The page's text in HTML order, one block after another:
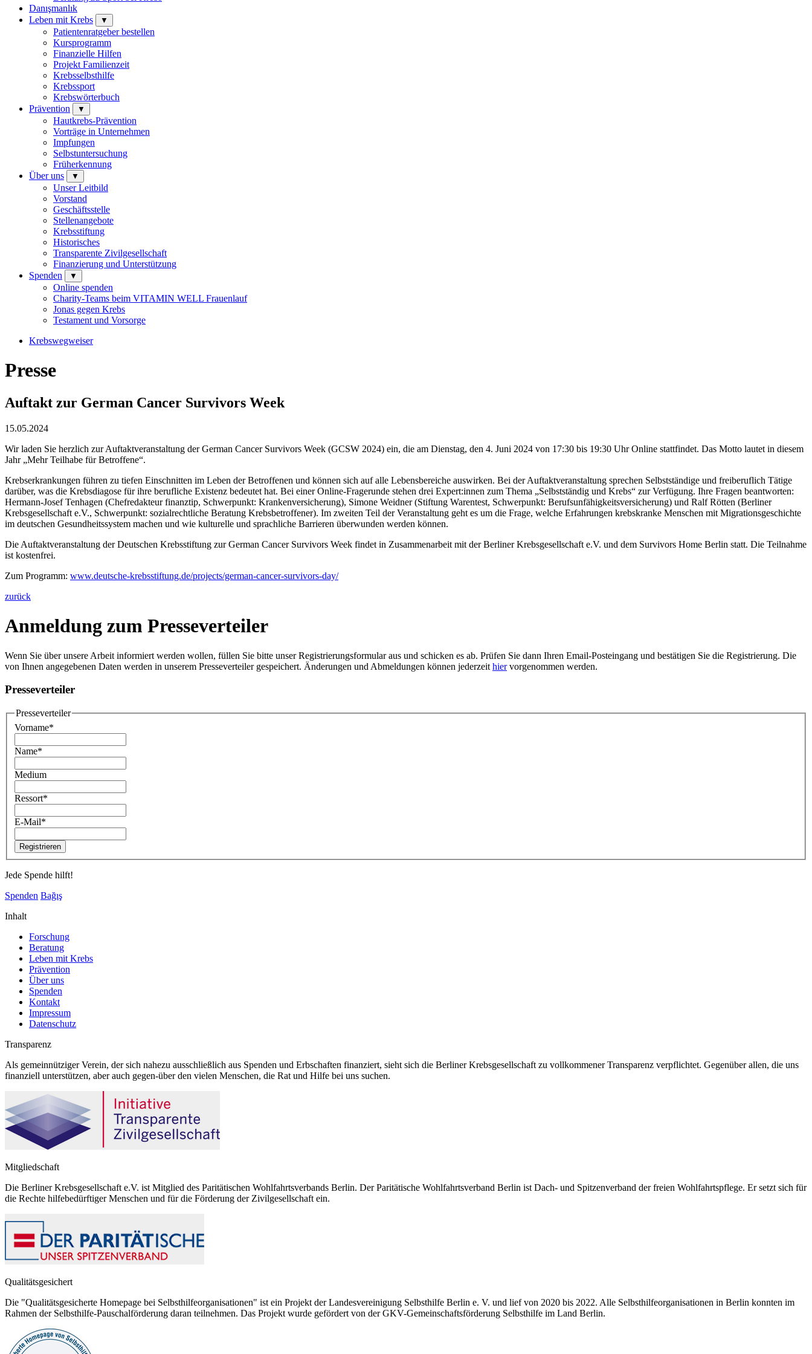
Danışmanlık
Leben mit Krebs
▼
Patientenratgeber bestellen
Kursprogramm
Finanzielle Hilfen
Projekt Familienzeit
Krebsselbsthilfe
Krebssport
Krebswörterbuch
Prävention
▼
Hautkrebs-Prävention
Vorträge in Unternehmen
Impfungen
Selbstuntersuchung
Früherkennung
Über uns
▼
Unser Leitbild
Vorstand
Geschäftsstelle
Stellenangebote
Krebsstiftung
Historisches
Transparente Zivilgesellschaft
Finanzierung und Unterstützung
Spenden
▼
Online spenden
Charity-Teams beim VITAMIN WELL Frauenlauf
Jonas gegen Krebs
Testament und Vorsorge
Krebswegweiser
Presse
Auftakt zur German Cancer Survivors Week
15.05.2024
Wir laden Sie herzlich zur Auftaktveranstaltung der German Cancer Survivors Week (GCSW 2024) ein, die am Dienstag, den 4. Juni 2024 von 17:30 bis 19:30 Uhr Online stattfindet. Das Motto lautet in diesem
Jahr „Mehr Teilhabe für Betroffene“.
Krebserkrankungen führen zu tiefen Einschnitten im Leben der Betroffenen und können sich auf alle Lebensbereiche auswirken. Bei der Auftaktveranstaltung sprechen Selbstständige und freiberuflich Tätige
darüber, was die Krebsdiagose für ihre berufliche Existenz bedeutet hat. Bei einer Online-Fragerunde stehen drei Expert:innen zum Thema „Selbstständig und Krebs“ zur Verfügung. Ihre Fragen beantworten:
Hermann-Josef Tenhagen (Chefredakteur finanztip, Schwerpunkt: Krankenversicherung), Simone Weidner (Stiftung Warentest, Schwerpunkt: Berufsunfähigkeitsversicherung) und Ralf Rötten (Berliner
Krebsgesellschaft e.V., Schwerpunkt: sozialrechtliche Beratung Krebsbetroffener). Im zweiten Teil der Veranstaltung geht es um die Frage, welche Erfahrungen krebskranke Menschen mit Migrationsgeschichte
im deutschen Gesundheitssystem machen und wie kulturelle und sprachliche Barrieren überwunden werden können.
Die Auftaktveranstaltung der Deutschen Krebsstiftung zur German Cancer Survivors Week findet in Zusammenarbeit mit der Berliner Krebsgesellschaft e.V. und dem Survivors Home Berlin statt. Die Teilnahme
ist kostenfrei.
Zum Programm: www.deutsche-krebsstiftung.de/projects/german-cancer-survivors-day/
zurück
Anmeldung zum Presseverteiler
Wenn Sie über unsere Arbeit informiert werden wollen, füllen Sie bitte unser Registrierungsformular aus und schicken es ab. Prüfen Sie dann Ihren Email-Posteingang und bestätigen Sie die Registrierung. Die
von Ihnen angegebenen Daten werden in unserem Presseverteiler gespeichert. Änderungen und Abmeldungen können jederzeit hiervorgenommen werden.
Presseverteiler
Presseverteiler
Vorname*
Name*
Medium
Ressort*
E-Mail*
Jede Spende hilft!
Spenden Bağış
Inhalt
Forschung
Beratung
Leben mit Krebs
Prävention
Über uns
Spenden
Kontakt
Impressum
Datenschutz
Transparenz
Als gemeinnütziger Verein, der sich nahezu ausschließlich aus Spenden und Erbschaften finanziert, sieht sich die Berliner Krebsgesellschaft zu vollkommener Transparenz verpflichtet. Gegenüber allen, die uns
finanziell unterstützen, aber auch gegen-über den vielen Menschen, die Rat und Hilfe bei uns suchen.
Mitgliedschaft
Die Berliner Krebsgesellschaft e.V. ist Mitglied des Paritätischen Wohlfahrtsverbands Berlin. Der Paritätische Wohlfahrtsverband Berlin ist Dach- und Spitzenverband der freien Wohlfahrtspflege. Er setzt sich für
die Rechte hilfebedürftiger Menschen und für die Förderung der Zivilgesellschaft ein.
Qualitätsgesichert
Die "Qualitätsgesicherte Homepage bei Selbsthilfeorganisationen" ist ein Projekt der Landesvereinigung Selbsthilfe Berlin e. V. und lief von 2020 bis 2022. Alle Selbsthilfeorganisationen in Berlin konnten im
Rahmen der Selbsthilfe-Pauschalförderung daran teilnehmen. Das Projekt wurde gefördert von der GKV-Gemeinschaftsförderung Selbsthilfe im Land Berlin.